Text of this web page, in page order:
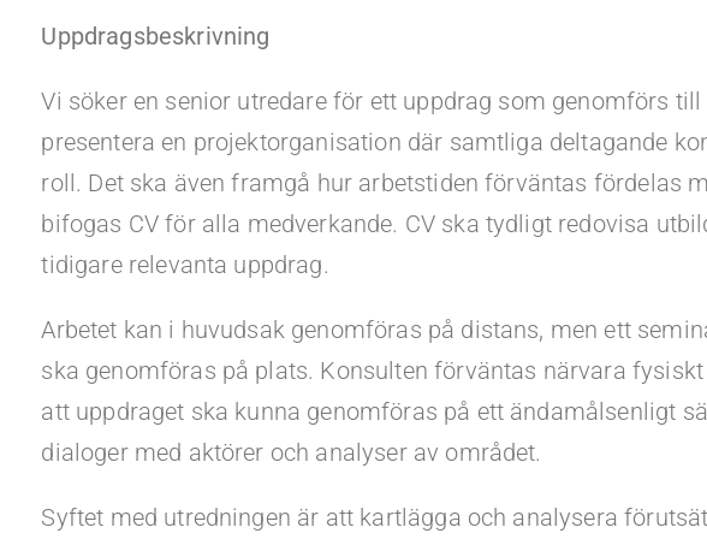
Uppdragsbeskrivning
Vi söker en senior utredare för ett uppdrag som genomförs
presentera en projektorganisation där samtliga deltagande
roll. Det ska även framgå hur arbetstiden förväntas fördelas
bifogas CV för alla medverkande. CV ska tydligt redovisa
tidigare relevanta uppdrag.
Arbetet kan i huvudsak genomföras på distans, men ett
ska genomföras på plats. Konsulten förväntas närvara
att uppdraget ska kunna genomföras på ett ändamålsenligt
dialoger med aktörer och analyser av området.
Syftet med utredningen är att kartlägga och analysera